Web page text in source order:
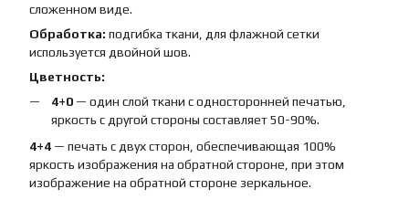
сложенном виде.
Обработка: подгибка ткани, для флажной сетки
используется двойной шов.
Цветность:
4+0 — один слой ткани с односторонней печатью,
яркость с другой стороны составляет 50-90%.
4+4 — печать с двух сторон, обеспечивающая 100%
яркость изображения на обратной стороне, при этом
изображение на обратной стороне зеркальное.